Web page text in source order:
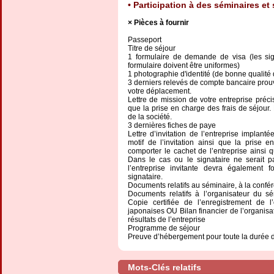
Participation à des séminaires et
Pièces à fournir
Passeport
Titre de séjour
1 formulaire de demande de visa (les
formulaire doivent être uniformes)
1 photographie d'identité (de bonne qualité
3 derniers relevés de compte bancaire
votre déplacement.
Lettre de mission de votre entreprise
que la prise en charge des frais de
de la société.
3 dernières fiches de paye
Lettre d’invitation de l’entreprise
motif de l’invitation ainsi que la prise
comporter le cachet de l’entreprise ainsi
Dans le cas ou le signataire ne serait
l’entreprise invitante devra également
signataire.
Documents relatifs au séminaire, à la
Documents relatifs à l’organisateur du
Copie certifiée de l’enregistrement de
japonaises OU Bilan financier de
résultats de l’entreprise
Programme de séjour
Preuve d’hébergement pour toute la
Mots-Clés relatifs